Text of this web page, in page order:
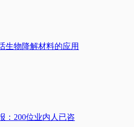
生物降解材料的应用
：200位业内人已咨